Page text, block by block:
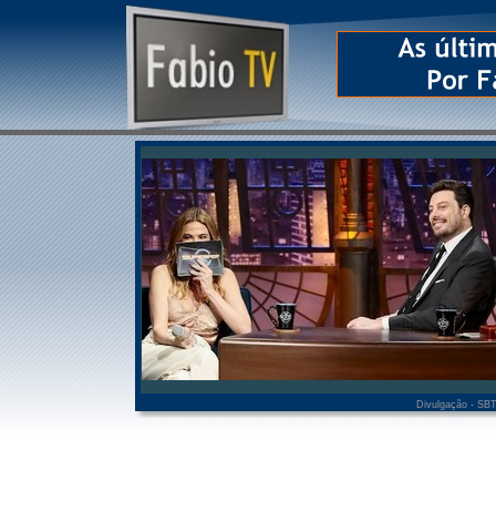
Divulgação - SBT